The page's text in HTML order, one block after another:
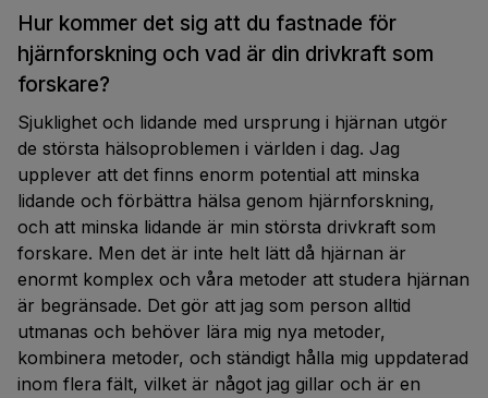
Hur kommer det sig att du fastnade för
hjärnforskning och vad är din drivkraft som
forskare?
Sjuklighet och lidande med ursprung i hjärnan utgör
de största hälsoproblemen i världen i dag. Jag
upplever att det finns enorm potential att minska
lidande och förbättra hälsa genom hjärnforskning,
och att minska lidande är min största drivkraft som
forskare. Men det är inte helt lätt då hjärnan är
enormt komplex och våra metoder att studera hjärnan
är begränsade. Det gör att jag som person alltid
utmanas och behöver lära mig nya metoder,
kombinera metoder, och ständigt hålla mig uppdaterad
inom flera fält, vilket är något jag gillar och är en